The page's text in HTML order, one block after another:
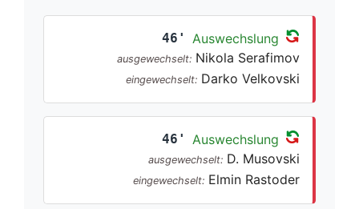
46' Auswechslung
ausgewechselt: Nikola Serafimov
eingewechselt: Darko Velkovski
46' Auswechslung
ausgewechselt: D. Musovski
eingewechselt: Elmin Rastoder